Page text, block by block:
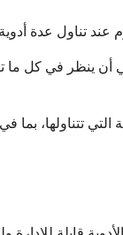
ينظر في كل ما
تتناولها، بما